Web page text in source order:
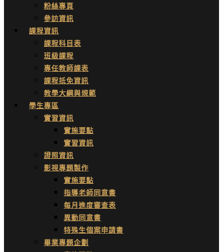
粉絲專頁
參訪資訊
課程資訊
課程科目表
班級課程
專任教師課表
課程抵免資訊
教學大綱與規範
學生專區
實習資訊
實施要點
實習資訊
證照資訊
影視專題製作
實施要點
指導老師同意書
每月進度審查表
異動同意書
特殊生個案申請書
畢業專題企劃